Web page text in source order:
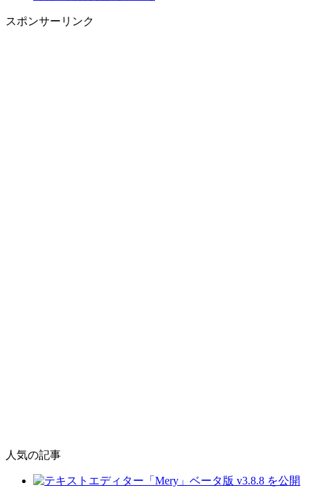
スポンサーリンク
人気の記事